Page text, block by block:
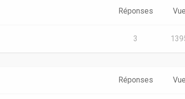
Réponses
3
Réponses